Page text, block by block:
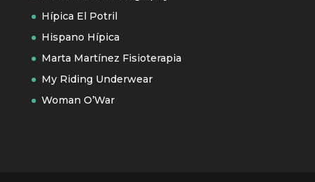
Hípica El Potril
Hispano Hípica
Marta Martínez Fisioterapia
My Riding Underwear
Woman O’War